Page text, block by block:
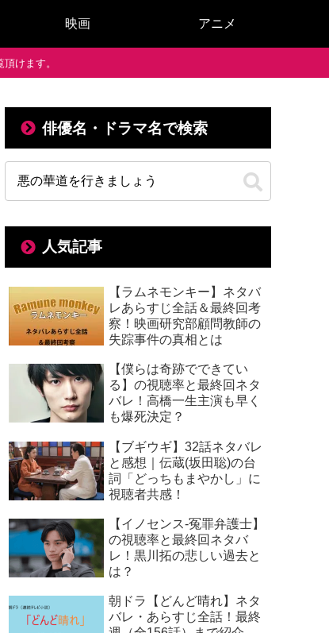
映画 アニメ
けます。
俳優名・ドラマ名で検索
人気記事
【ラムネモンキー】ネタバ
レあらすじ全話＆最終回考
察！映画研究部顧問教師の
失踪事件の真相とは
【僕らは奇跡でできてい
る】の視聴率と最終回ネタ
バレ！高橋一生主演も早く
も爆死決定？
【ブギウギ】32話ネタバレ
と感想｜伝蔵(坂田聡)の台
詞「どっちもまやかし」に
視聴者共感！
【イノセンス-冤罪弁護士】
の視聴率と最終回ネタバ
レ！黒川拓の悲しい過去と
は？
朝ドラ【どんど晴れ】ネタ
バレ・あらすじ全話！最終